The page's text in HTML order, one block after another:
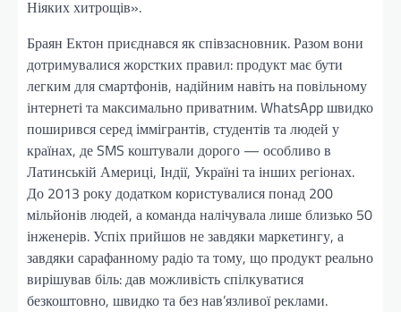
Ніяких хитрощів».
Браян Ектон приєднався як співзасновник. Разом вони
дотримувалися жорстких правил: продукт має бути
легким для смартфонів, надійним навіть на повільному
інтернеті та максимально приватним. WhatsApp швидко
поширився серед іммігрантів, студентів та людей у
країнах, де SMS коштували дорого — особливо в
Латинській Америці, Індії, Україні та інших регіонах.
До 2013 року додатком користувалися понад 200
мільйонів людей, а команда налічувала лише близько 50
інженерів. Успіх прийшов не завдяки маркетингу, а
завдяки сарафанному радіо та тому, що продукт реально
вирішував біль: дав можливість спілкуватися
безкоштовно, швидко та без нав’язливої реклами.